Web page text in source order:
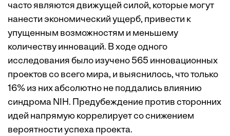
часто являются движущей силой, которые могут
нанести экономический ущерб, привести к
упущенным возможностям и меньшему
количеству инноваций. В ходе одного
исследования было изучено 565 инновационных
проектов со всего мира, и выяснилось, что только
16% из них абсолютно не поддались влиянию
синдрома NIH. Предубеждение против сторонних
идей напрямую коррелирует со снижением
вероятности успеха проекта.